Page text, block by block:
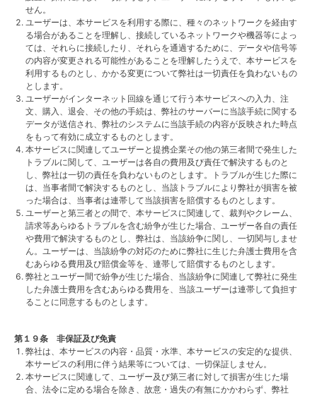
せん。
ユーザーは、本サービスを利用する際に、種々のネットワークを経由す
る場合があることを理解し、接続しているネットワークや機器等によっ
ては、それらに接続したり、それらを通過するために、データや信号等
の内容が変更される可能性があることを理解したうえで、本サービスを
利用するものとし、かかる変更について弊社は一切責任を負わないもの
とします。
ユーザーがインターネット回線を通じて行う本サービスへの入力、注
文、購入、退会、その他の手続は、弊社のサーバーに当該手続に関する
データが送信され、弊社のシステムに当該手続の内容が反映された時点
をもって有効に成立するものとします。
本サービスに関連してユーザーと提携企業その他の第三者間で発生した
トラブルに関して、ユーザーは各自の費用及び責任で解決するものと
し、弊社は一切の責任を負わないものとします。トラブルが生じた際に
は、当事者間で解決するものとし、当該トラブルにより弊社が損害を被
った場合は、当事者は連帯して当該損害を賠償するものとします。
ユーザーと第三者との間で、本サービスに関連して、裁判やクレーム、
請求等あらゆるトラブルを含む紛争が生じた場合、ユーザー各自の責任
や費用で解決するものとし、弊社は、当該紛争に関し、一切関与しませ
ん。ユーザーは、当該紛争の対応のために弊社に生じた弁護士費用を含
むあらゆる費用及び賠償金等を、連帯して賠償するものとします。
弊社とユーザー間で紛争が生じた場合、当該紛争に関連して弊社に発生
した弁護士費用を含むあらゆる費用を、当該ユーザーは連帯して負担す
ることに同意するものとします。
第１９条 非保証及び免責
弊社は、本サービスの内容・品質・水準、本サービスの安定的な提供、
本サービスの利用に伴う結果等については、一切保証しません。
本サービスに関連して、ユーザー及び第三者に対して損害が生じた場
合、法令に定める場合を除き、故意・過失の有無にかかわらず、弊社